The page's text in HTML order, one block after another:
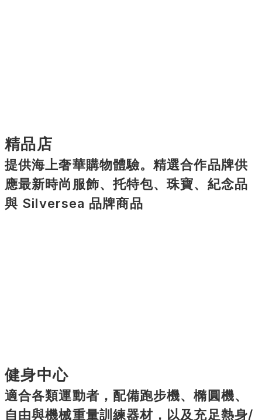
精品店
提供海上奢華購物體驗。精選合作品牌供
應最新時尚服飾、托特包、珠寶、紀念品
與 Silversea 品牌商品
健身中心
適合各類運動者，配備跑步機、橢圓機、
自由與機械重量訓練器材，以及充足熱身/